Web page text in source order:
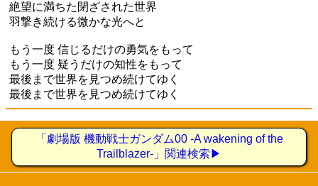
絶望に満ちた閉ざされた世界
羽撃き続ける微かな光へと
もう一度 信じるだけの勇気をもって
もう一度 疑うだけの知性をもって
最後まで世界を見つめ続けてゆく
最後まで世界を見つめ続けてゆく
「劇場版 機動戦士ガンダム00 -A wakening of the
Trailblazer-」関連検索▶